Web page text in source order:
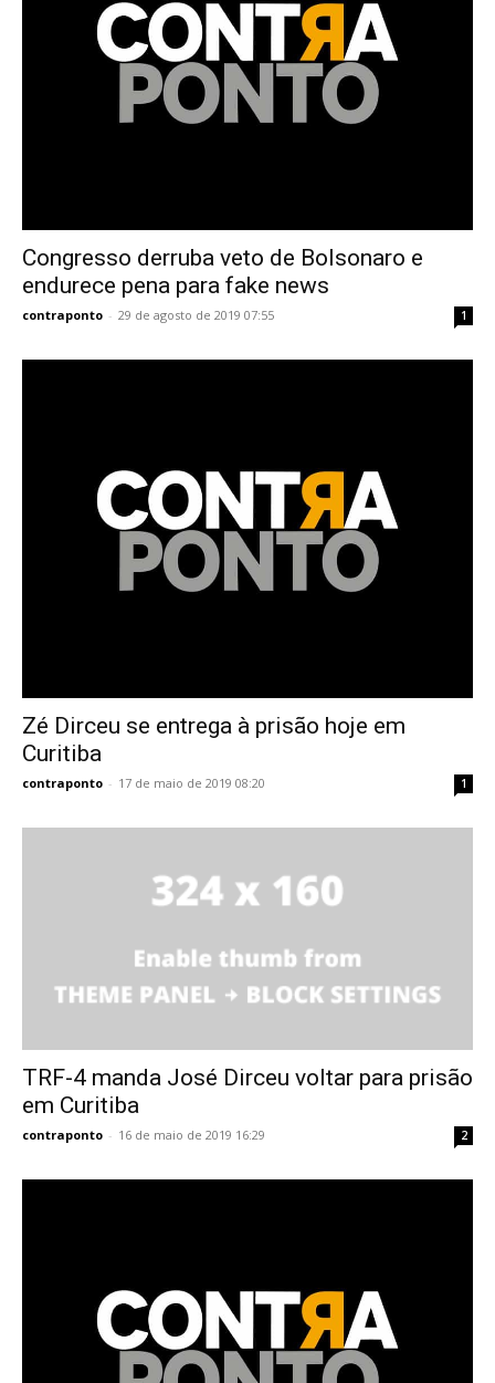
Congresso derruba veto de Bolsonaro e
endurece pena para fake news
contraponto - 29 de agosto de 2019 07:55 1
Zé Dirceu se entrega à prisão hoje em
Curitiba
contraponto - 17 de maio de 2019 08:20 1
TRF-4 manda José Dirceu voltar para prisão
em Curitiba
contraponto - 16 de maio de 2019 16:29 2